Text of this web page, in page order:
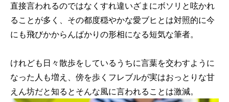
直接言われるのではなくすれ違いざまにボソリと呟かれ
ることが多く、その都度穏やかな愛ブヒとは対照的に今
にも飛びかからんばかりの形相になる短気な筆者。
けれども日々散歩をしているうちに言葉を交わすように
なった人も増え、傍を歩くフレブルが実はおっとりな甘
えん坊だと知るとそんな風に言われることは激減。